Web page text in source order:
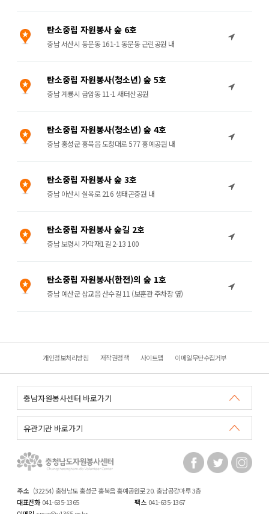
탄소중립 자원봉사 숲 6호
충남 서산시 동문동 161-1 동문동 근린공원 내
탄소중립 자원봉사(청소년) 숲 5호
충남 계룡시 금암동 11-1 새터산공원
탄소중립 자원봉사(청소년) 숲 4호
충남 홍성군 홍북읍 도청대로 577 홍예공원 내
탄소중립 자원봉사 숲 3호
충남 아산시 실옥로 216 생태곤충원 내
탄소중립 자원봉사 숲길 2호
충남 보령시 가막재1길 2-13 100
탄소중립 자원봉사(한전)의 숲 1호
충남 예산군 삽교읍 산수길 11 (보훈관 주차장 옆)
개인정보처리방침 저작권정책 사이트맵 이메일무단수집거부
주소 (32254) 충청남도 홍성군 홍북읍 홍예공원로 20. 충남공감마루 3층
대표전화 041-635-1365 팩스 041-635-1367